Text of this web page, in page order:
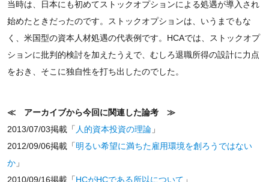
当時は、日本にも初めてストックオプションによる処遇が導入され
始めたときだったのです。ストックオプションは、いうまでもな
く、米国型の資本人材処遇の代表例です。HCAでは、ストックオプ
ションに批判的検討を加えたうえで、むしろ退職所得の設計に力点
をおき、そこに独自性を打ち出したのでした。
≪ アーカイブから今回に関連した論考 ≫
2013/07/03掲載「 人的資本投資の理論」
2012/09/06掲載「明るい希望に満ちた雇用環境を創ろうではない
か」
2010/09/16掲載「HCがHCである所以について 」